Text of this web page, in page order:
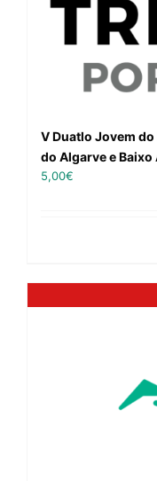
V Duatlo Jovem
do Algarve e Baixo
5,00€